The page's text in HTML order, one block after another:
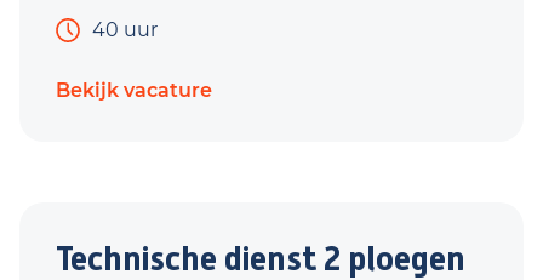
40 uur
Bekijk vacature
Technische dienst 2 ploegen